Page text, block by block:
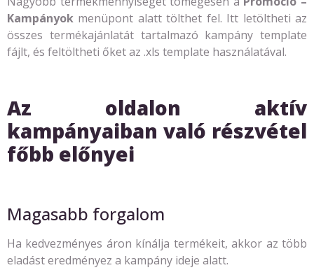
Kampányok menüpont alatt tölthet fel. Itt letöltheti az
összes termékajánlatát tartalmazó kampány template
fájlt, és feltöltheti őket az .xls template használatával.
Az oldalon aktív
kampányaiban való részvétel
főbb előnyei
Magasabb forgalom
Ha kedvezményes áron kínálja termékeit, akkor az több
eladást eredményez a kampány ideje alatt.